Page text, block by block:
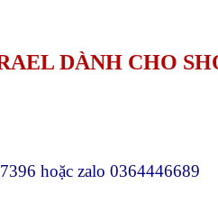
DÀNH CHO
hoặc zalo 0364446689